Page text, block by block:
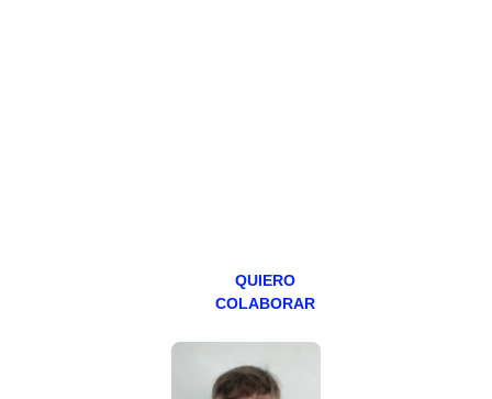
QUIERO
COLABORAR